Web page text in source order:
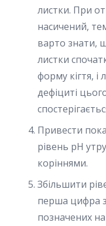
листки. При
насичений,
варто знати,
листки
форму кігтя,
дефіциті
Привести
рівень pH
коріннями.
Збільшити
перша цифра
позначених